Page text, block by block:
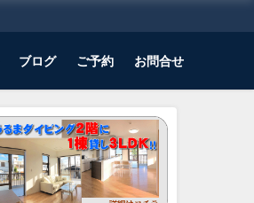
ブログ ご予約 お問合せ